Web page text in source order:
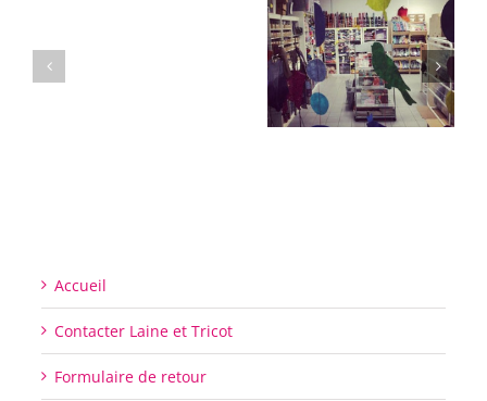
Accueil
Contacter Laine et Tricot
Formulaire de retour